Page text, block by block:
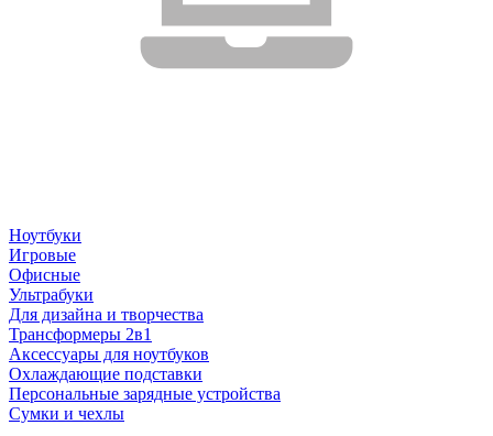
Ноутбуки
Игровые
Офисные
Ультрабуки
Для дизайна и творчества
Трансформеры 2в1
Аксессуары для ноутбуков
Охлаждающие подставки
Персональные зарядные устройства
Сумки и чехлы